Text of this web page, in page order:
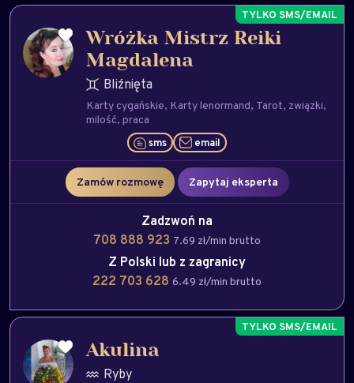
Wróżka Mistrz Reiki
Magdalena
Bliźnięta
Karty cygańskie Karty lenormand Tarot związki
milość praca
sms email
Zamów rozmowę Zapytaj eksperta
Zadzwoń na
708 888 923 7.69 zł/min brutto
Z Polski lub z zagranicy
222 703 628 6.49 zł/min brutto
Akulina
Ryby